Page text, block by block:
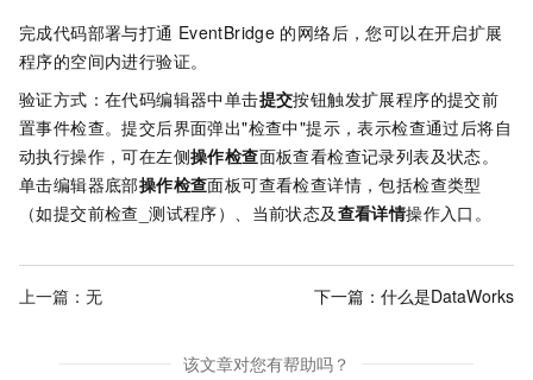
完成代码部署与打通 EventBridge 的网络后，您可以在开启扩展
程序的空间内进行验证。
验证方式：在代码编辑器中单击提交按钮触发扩展程序的提交前
置事件检查。提交后界面弹出"检查中"提示，表示检查通过后将自
动执行操作，可在左侧操作检查面板查看检查记录列表及状态。
单击编辑器底部操作检查面板可查看检查详情，包括检查类型
（如提交前检查_测试程序）、当前状态及查看详情操作入口。
上一篇：无 下一篇： 什么是DataWorks
该文章对您有帮助吗？